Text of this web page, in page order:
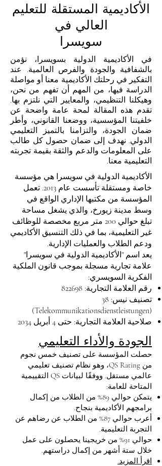
الأكاديمية المستقلة للتعليم
العالي في
سويسرا
في الأكاديمية الدولية بسويسرا، نؤمن
بالشفافية والجودة والفرص العالمية. عند
التفكير في رحلتك الأكاديمية معنا أو مواصلة
الدراسة فيها، من المهم أن تفهم من نحن،
وهيكلنا التنظيمي، والمعايير التي نلتزم بها.
تقدم هذه المقالة لمحة عامة واضحة عن
خلفيتنا المؤسسية، ووضعنا القانوني، وأطر
ضمان الجودة، والتزامنا بالتميز التعليمي
الدولي. نهدف إلى ضمان حصول كل طالب
على المعلومات والدعم والثقة بقيمة تجربته
التعليمية معنا.
الأكاديمية الدولية في سويسرا هي مؤسسة
خاصة ومستقلة تأسست عام 2013. تعمل
المؤسسة من مكتبها الإداري الواقع في
وسط مدينة زيورخ، والذي يشغل مساحة
تبلغ حوالي 200 متر مربع مخصصة للوظائف
غير التعليمية، بما في ذلك التنسيق الأكاديمي
ودعم الطلاب والعمليات الإدارية.
يعد اسم "الأكاديمية الدولية في سويسرا"
علامة تجارية مسجلة بموجب قانون الملكية
الفكرية السويسري:
رقم العلامة التجارية: 822698
تصنيف نيس: 38
(Telekommunikationsdienstleistungen)
صلاحية العلامة التجارية: حتى 4 أبريل 2034
الجودة والأداء التعليمي
حصلت المؤسسة على تصنيف خمس نجوم
من QS Rating، وهو نظام تصنيف تعليمي
عالمي مستقل. ووفقًا لبيانات QS التقييمية
المتاحة للعامة:
يتمكن حوالي 89% من الطلاب من إكمال
برامجهم الأكاديمية بنجاح.
أعرب حوالي 87% من الطلاب عن رضاهم عن
التجربة التعليمية.
حوالي 91% من خريجينا يحصلون على عمل
خلال ستة أشهر من إكمال دراستهم.
اقرأ المزيد.